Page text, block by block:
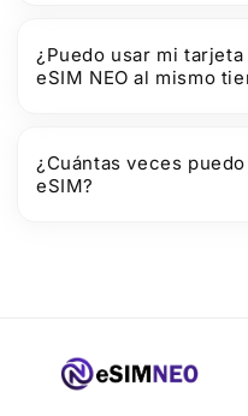
¿Puedo usar mi
eSIM NEO al mismo
¿Cuántas veces
eSIM?